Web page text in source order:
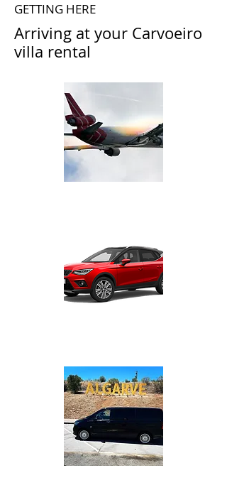
GETTING HERE
Arriving at your Carvoeiro
villa rental